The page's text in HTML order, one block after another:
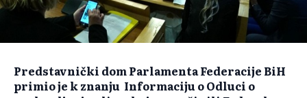
Predstavnički dom Parlamenta Federacije BiH
primio je k znanju Informaciju o Odluci o